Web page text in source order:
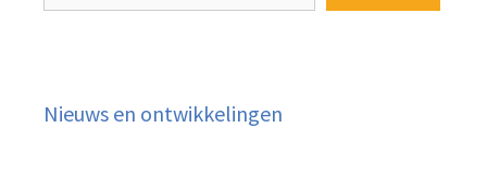
Nieuws en ontwikkelingen